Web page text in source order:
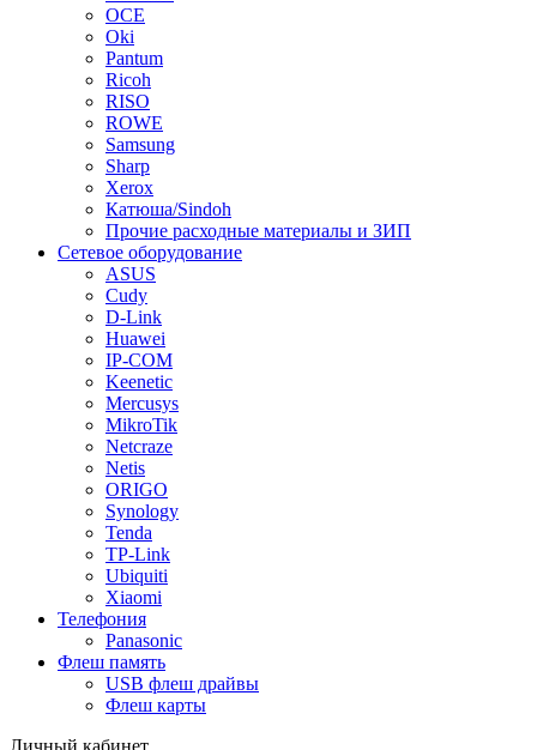
OCE
Oki
Pantum
Ricoh
RISO
ROWE
Samsung
Sharp
Xerox
Катюша/Sindoh
Прочие расходные материалы и ЗИП
Сетевое оборудование
ASUS
Cudy
D-Link
Huawei
IP-COM
Keenetic
Mercusys
MikroTik
Netcraze
Netis
ORIGO
Synology
Tenda
TP-Link
Ubiquiti
Xiaomi
Телефония
Panasonic
Флеш память
USB флеш драйвы
Флеш карты
Личный кабинет